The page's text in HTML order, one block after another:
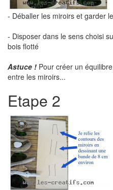
- Déballer les miroirs et garder
- Disposer dans le sens choisi
bois flotté
Astuce ! Pour créer un
entre les miroirs...
Etape 2